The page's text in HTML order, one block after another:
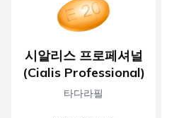
시알리스 프로페셔널
(Cialis Professional)
타다라필